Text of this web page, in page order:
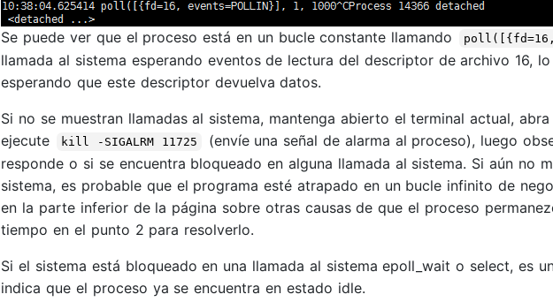
Se puede ver que el proceso está en un bucle constante llamando
llamada al sistema esperando eventos de lectura del descriptor de archivo 16,
esperando que este descriptor devuelva datos.
Si no se muestran llamadas al sistema, mantenga abierto el terminal actual,
ejecute
kill -SIGALRM 11725
(envíe una señal de alarma al proceso), luego
responde o si se encuentra bloqueado en alguna llamada al sistema. Si aún no
sistema, es probable que el programa esté atrapado en un bucle infinito de
en la parte inferior de la página sobre otras causas de que el proceso
tiempo en el punto 2 para resolverlo.
Si el sistema está bloqueado en una llamada al sistema epoll_wait o select, es
indica que el proceso ya se encuentra en estado idle.